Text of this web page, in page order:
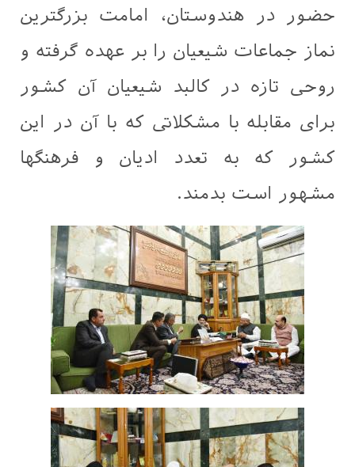
حضور در هندوستان، امامت بزرگترین
نماز جماعات شیعیان را بر عهده گرفته و
روحی تازه در کالبد شیعیان آن کشور
برای مقابله با مشکلاتی که با آن در این
کشور که به تعدد ادیان و فرهنگها
مشهور است بدمند.